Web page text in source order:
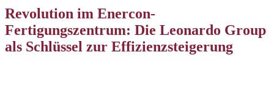
Revolution im Enercon-
Fertigungszentrum: Die Leonardo Group
als Schlüssel zur Effizienzsteigerung